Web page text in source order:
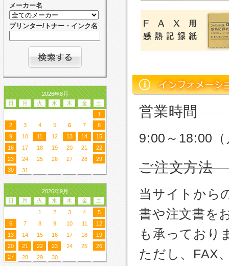
メーカー名
プリンター/トナー・インク名
2026年8月
日
月 火 水 木 金
土
1
2
3 4 5 6 7
8
9
10 11 12 13 14
15
16
17 18 19 20 21
22
23
24 25 26 27 28
29
30
31
2026年9月
日
月 火 水 木 金
土
1
2 3 4
5
6
7 8 9 10 11
12
13
14 15 16 17 18
19
20
21 22 23 24 25
26
27
28 29 30
営業時間
9:00～18:00
ご注文方法
当サイトから
書や注文書を
も承っており
ただし、FAX